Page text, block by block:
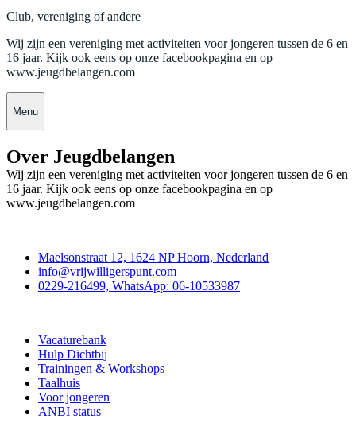
Club, vereniging of andere
Wij zijn een vereniging met activiteiten voor jongeren tussen de 6 en
16 jaar. Kijk ook eens op onze facebookpagina en op
www.jeugdbelangen.com
Menu
Over Jeugdbelangen
Wij zijn een vereniging met activiteiten voor jongeren tussen de 6 en
16 jaar. Kijk ook eens op onze facebookpagina en op
www.jeugdbelangen.com
Maelsonstraat 12, 1624 NP Hoorn, Nederland
info@vrijwilligerspunt.com
0229-216499, WhatsApp: 06-10533987
Vacaturebank
Hulp Dichtbij
Trainingen & Workshops
Taalhuis
Voor jongeren
ANBI status